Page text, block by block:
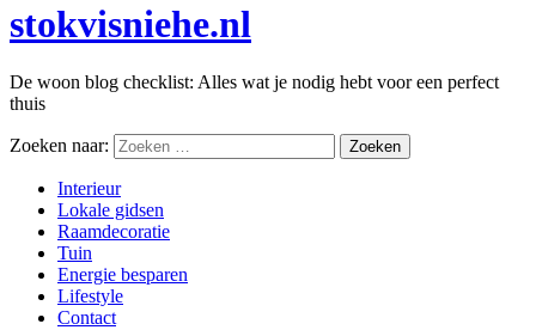
stokvisniehe.nl
De woon blog checklist: Alles wat je nodig hebt voor een perfect
thuis
Zoeken naar:
Interieur
Lokale gidsen
Raamdecoratie
Tuin
Energie besparen
Lifestyle
Contact